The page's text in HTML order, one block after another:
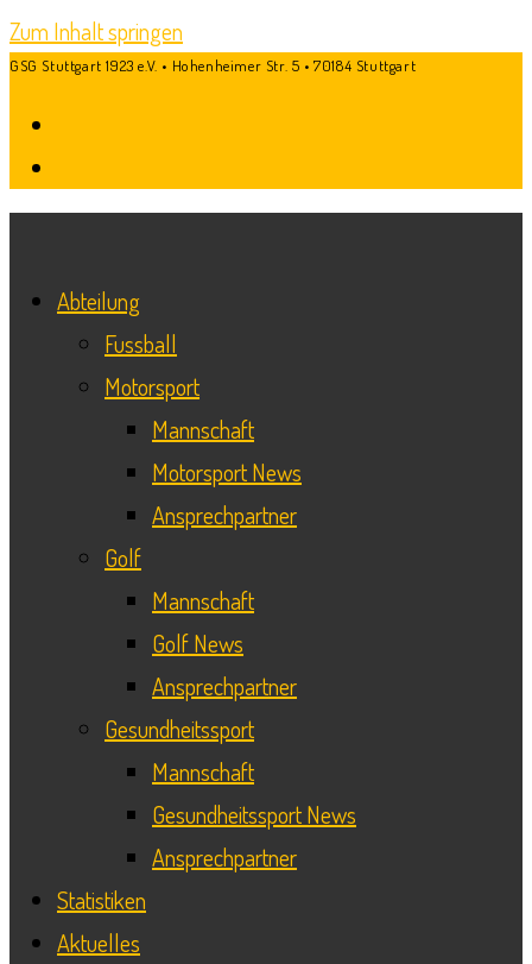
Zum Inhalt springen
GSG Stuttgart 1923 e.V. • Hohenheimer Str. 5 • 70184 Stuttgart
Abteilung
Fussball
Motorsport
Mannschaft
Motorsport News
Ansprechpartner
Golf
Mannschaft
Golf News
Ansprechpartner
Gesundheitssport
Mannschaft
Gesundheitssport News
Ansprechpartner
Statistiken
Aktuelles